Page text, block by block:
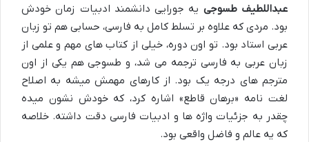
عبداللطیف طسوجی یه جورایی دانشمند ادبیات زمان خودش
بود. مردی که علاوه بر تسلط کامل به فارسی، حسابی هم تو زبان
عربی استاد بود. تو اون دوره، خیلی از کتاب های مهم و علمی از
زبان عربی به فارسی ترجمه می شد، و طسوجی هم یکی از اون
مترجم های درجه یک بود. از کارهای مهمش میشه به اصلاح
لغت نامه «برهان قاطع» اشاره کرد، که خودش نشون میده
چقدر به جزئیات واژه ها و ادبیات فارسی دقت داشته. خلاصه
که یه عالم و فاضل واقعی بود.